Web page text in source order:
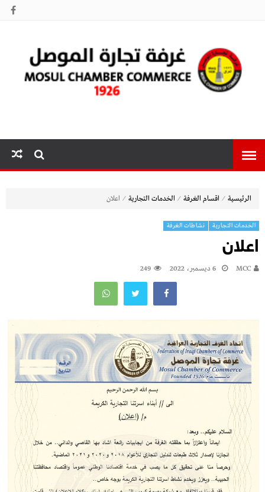
الموصل
الرئيسية ⁄ اقسام الغرفة ⁄ الخدمات التجارية ⁄ اعلان
الخدمات التجارية نشاطات الغرفة
اعلان
MCC 6 ديسمبر، 2022 249